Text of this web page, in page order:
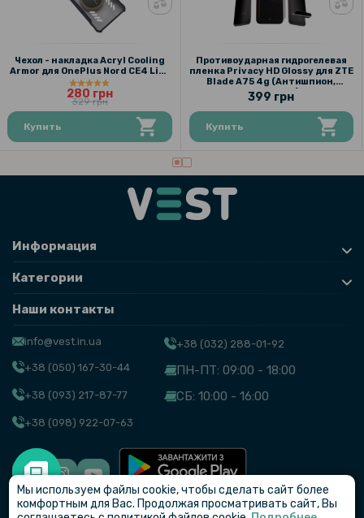
Чехол - накладка Acryl Cooling
Armor для OnePlus Nord CE4 Lite
с металлической пластиной,
Black
280 грн
329 грн
Купить
Противоударная гидрогелевая
пленка Privacy HD Glossy для ZTE
Blade A75 4g (Антишпион,
глянцевая)
399 грн
Купить
Информация
Категории
Наши контакты
info@vest.in.ua
+38 (050) 167-30-44
+38 (093) 217-87-77
+38 (098) 922-07-63
+38 (032) 288-01-92
ПН-ПТ: 09:00 - 18:00
СБ: 10:00 - 16:00
© VEST
Мы используем файлы cookie, чтобы сделать сайт более
комфортным для Вас. Продолжая просматривать сайт, Вы